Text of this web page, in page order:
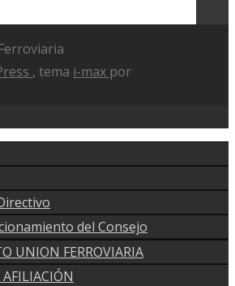
, tema i-max por
del Consejo
UNION FERROVIARIA
AFILIACIÓN